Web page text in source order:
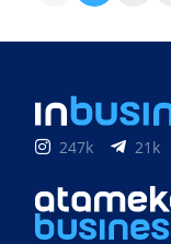
247k 21k